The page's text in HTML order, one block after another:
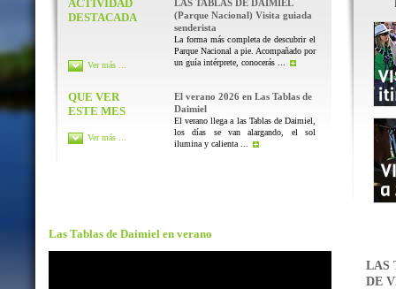
ACTIVIDAD
DESTACADA
LAS TABLAS DE DAIMIEL
(Parque Nacional) Visita guiada
senderista
La forma más completa de descubrir el
Parque Nacional a pie. Acompañado por
un guía intérprete, conocerás ...
Ver más ...
QUE VER
ESTE MES
El verano 2026 en Las Tablas de
Daimiel
El verano llega a las Tablas de Daimiel,
los días se van alargando, el sol
ilumina y calienta ...
Ver más ...
Las Tablas de Daimiel en verano
LAS
DE